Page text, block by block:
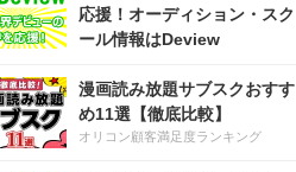
応援！オーディション・スク
ール情報はDeview
漫画読み放題サブスクおすす
め11選【徹底比較】
オリコン顧客満足度ランキング